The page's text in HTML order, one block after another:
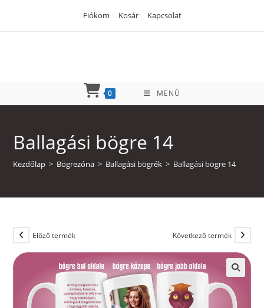
Fiókom Kosár Kapcsolat
0 MENÜ
Ballagási bögre 14
Kezdőlap > Bögrezóna > Ballagási bögrék > Ballagási bögre 14
Előző termék Következő termék